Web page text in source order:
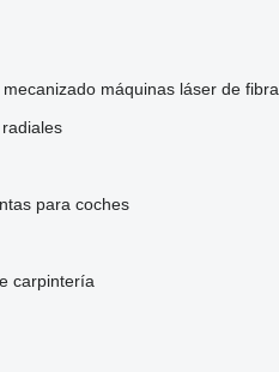
máquinas láser de fibra
para coches
carpintería